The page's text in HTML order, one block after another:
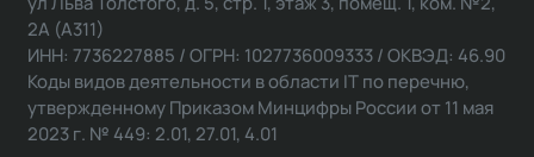
2А (А311)
ИНН: 7736227885 / ОГРН: 1027736009333 / ОКВЭД: 46.90
Коды видов деятельности в области IT по перечню,
утвержденному Приказом Минцифры России от 11 мая
2023 г. № 449: 2.01, 27.01, 4.01